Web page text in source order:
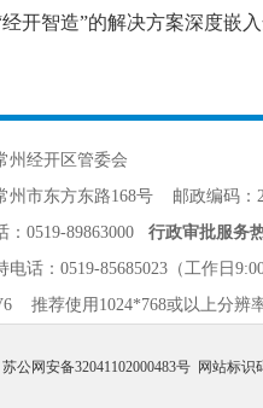
开智造”的解决方案深度
州经开区管委会
州市东方东路168号 邮政编码
：0519-89863000 行政审批服务
电话： 0519-85685023（工作日
推荐使用1024*768或以上分辨
苏公网安备32041102000483号 网站标识